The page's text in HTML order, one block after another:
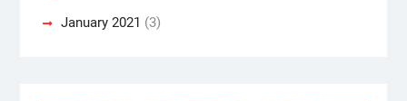
January 2021 (3)